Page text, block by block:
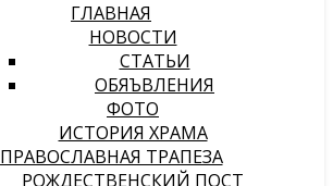
ГЛАВНАЯ
НОВОСТИ
СТАТЬИ
ОБЯЪВЛЕНИЯ
ФОТО
ИСТОРИЯ ХРАМА
ПРАВОСЛАВНАЯ ТРАПЕЗА
РОЖДЕСТВЕНСКИЙ ПОСТ